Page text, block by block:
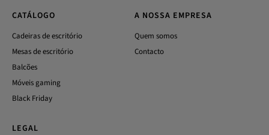
CATÁLOGO
Cadeiras de escritório
Mesas de escritório
Balcões
Móveis gaming
Black Friday
A NOSSA EMPRESA
Quem somos
Contacto
LEGAL